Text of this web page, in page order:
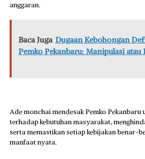
anggaran.
Baca Juga Dugaan Kebohongan
Pemko Pekanbaru: Manipulasi atau
Ade monchai mendesak Pemko Pekanbaru
terhadap kebutuhan masyarakat,
serta memastikan setiap kebijakan benar-
manfaat nyata.